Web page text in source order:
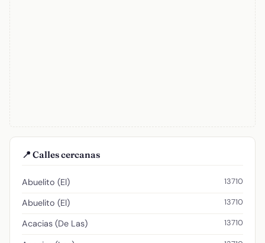
📍 Calles cercanas
Abuelito (El) 13710
Abuelito (El) 13710
Acacias (De Las) 13710